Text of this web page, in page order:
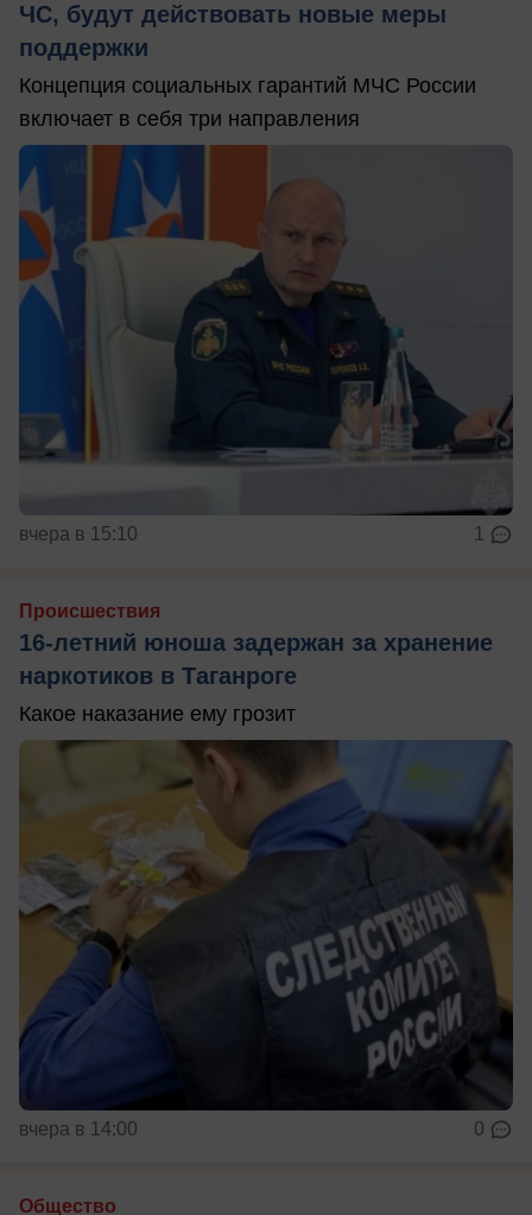
ЧС, будут действовать новые меры
поддержки
Концепция социальных гарантий МЧС России
включает в себя три направления
вчера в 15:10 1
Происшествия
16-летний юноша задержан за хранение
наркотиков в Таганроге
Какое наказание ему грозит
вчера в 14:00 0
Общество